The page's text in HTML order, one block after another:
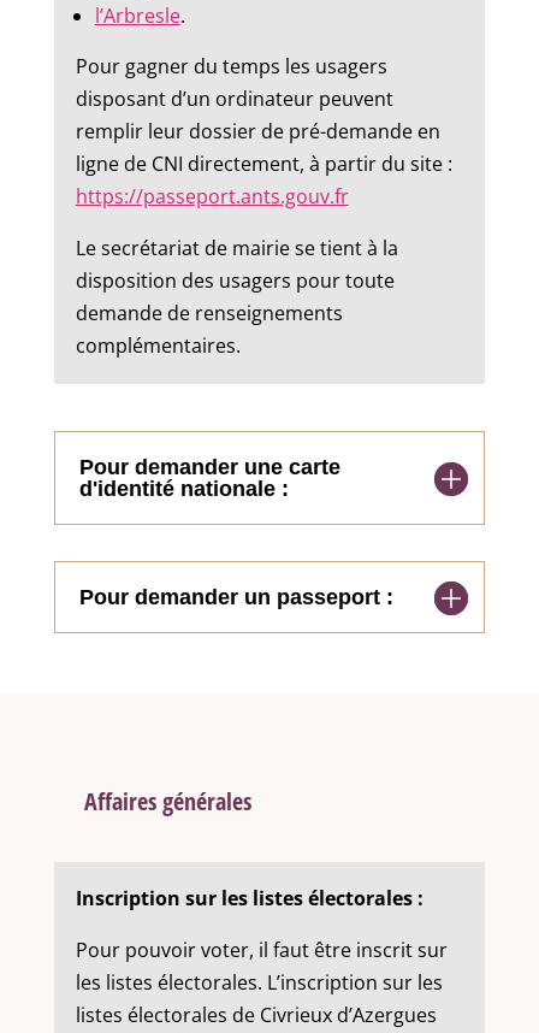
l’Arbresle.
Pour gagner du temps les usagers
disposant d’un ordinateur peuvent
remplir leur dossier de pré-demande en
ligne de CNI directement, à partir du site :
https://passeport.ants.gouv.fr
Le secrétariat de mairie se tient à la
disposition des usagers pour toute
demande de renseignements
complémentaires.
Pour demander une carte
d'identité nationale :
Pour demander un passeport :
Affaires générales
Inscription sur les listes électorales :
Pour pouvoir voter, il faut être inscrit sur
les listes électorales. L’inscription sur les
listes électorales de Civrieux d’Azergues